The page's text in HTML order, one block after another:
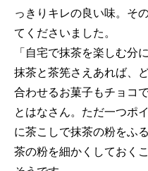
っきりキレの良い味。そ
てくださいました。
「自宅で抹茶を楽しむ分
抹茶と茶筅さえあれば、
合わせるお菓子もチョコ
とはなさん。ただ一つポ
に茶こしで抹茶の粉をふ
茶の粉を細かくしておく